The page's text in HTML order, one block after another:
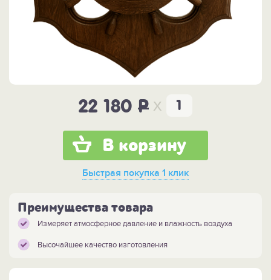
22 180 P x
В корзину
Быстрая покупка 1 клик
Преимущества товара
Измеряет атмосферное давление и влажность воздуха
Высочайшее качество изготовления